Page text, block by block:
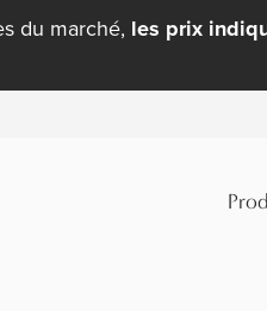
du marché, les prix